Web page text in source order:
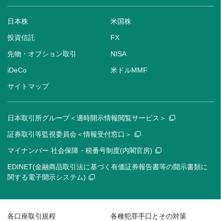
日本株 米国株
投資信託 FX
先物・オプション取引 NISA
iDeCo 米ドルMMF
サイトマップ
日本取引所グループ＜適時開示情報閲覧サービス＞
証券取引等監視委員会＜情報受付窓口＞
マイナンバー 社会保障・税番号制度(内閣官房)
EDINET(金融商品取引法に基づく有価証券報告書等の開示書類に
関する電子開示システム)
各口座取引規程 各種犯罪手口とその対策